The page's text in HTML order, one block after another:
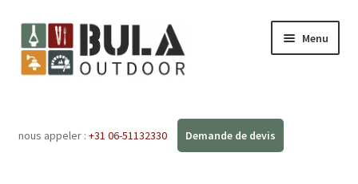
Menu
Boutique en ligne
nous appeler : +31 06-51132330